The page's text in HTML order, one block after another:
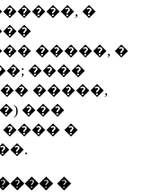
�
�����, �
����
�����,
���
�
�